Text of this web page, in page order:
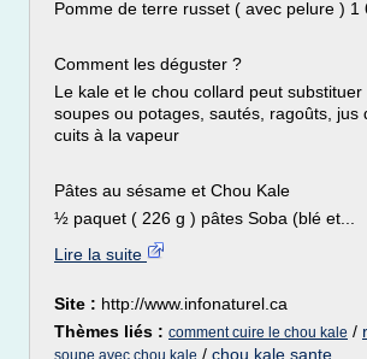
Pomme de terre russet ( avec pelure ) 1
Comment les déguster ?
Le kale et le chou collard peut
soupes ou potages, sautés, ragoûts,
cuits à la vapeur
Pâtes au sésame et Chou Kale
½ paquet ( 226 g ) pâtes Soba (blé et...
Lire la suite
Site : http://www.infonaturel.ca
Thèmes liés : comment cuire le chou kale /
soupe avec chou kale / chou kale sante